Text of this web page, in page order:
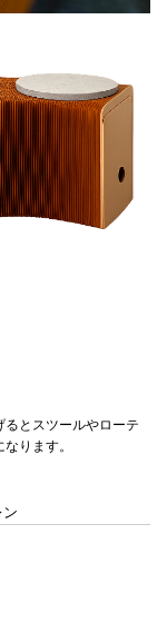
とスツールやローテ
ります。